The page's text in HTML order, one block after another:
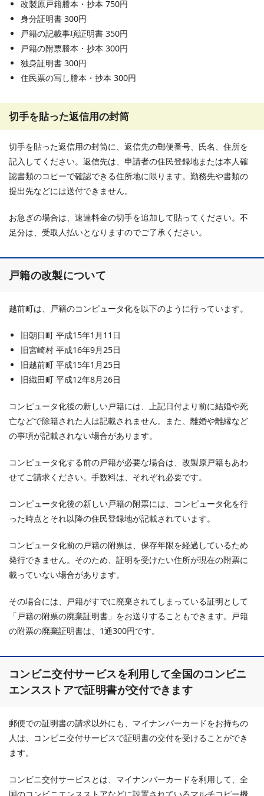
改製原戸籍謄本・抄本 750円
身分証明書 300円
戸籍の記載事項証明書 350円
戸籍の附票謄本・抄本 300円
独身証明書 300円
住民票の写し謄本・抄本 300円
切手を貼った返信用の封筒
切手を貼った返信用の封筒に、返信先の郵便番号、氏名、住所を
記入してください。返信先は、申請者の住民登録地または本人確
認書類のコピーで確認できる住所地に限ります。勤務先や書類の
提出先などには送付できません。
お急ぎの場合は、速達料金の切手を追加して貼ってください。不
足分は、受取人払いとなりますのでご了承ください。
戸籍の改製について
越前町は、戸籍のコンピュータ化を以下のように行っています。
旧朝日町 平成15年1月11日
旧宮崎村 平成16年9月25日
旧越前町 平成15年1月25日
旧織田町 平成12年8月26日
コンピュータ化後の新しい戸籍には、上記日付より前に結婚や死
亡などで除籍された人は記載されません。また、離婚や離縁など
の事項が記載されない場合があります。
コンピュータ化する前の戸籍が必要な場合は、改製原戸籍もあわ
せてご請求ください。手数料は、それぞれ必要です。
コンピュータ化後の新しい戸籍の附票には、コンピュータ化を行
った時点とそれ以降の住民登録地が記載されています。
コンピュータ化前の戸籍の附票は、保存年限を経過しているため
発行できません。そのため、証明を受けたい住所が現在の附票に
載っていない場合があります。
その場合には、戸籍がすでに廃棄されてしまっている証明として
「戸籍の附票の廃棄証明書」をお送りすることもできます。戸籍
の附票の廃棄証明書は、1通300円です。
コンビニ交付サービスを利用して全国のコンビニ
エンスストアで証明書が交付できます
郵便での証明書の請求以外にも、マイナンバーカードをお持ちの
人は、コンビニ交付サービスで証明書の交付を受けることができ
ます。
コンビニ交付サービスとは、マイナンバーカードを利用して、全